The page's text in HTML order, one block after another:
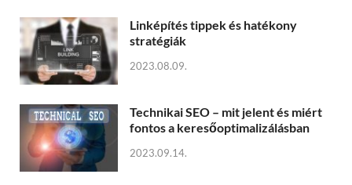
Linképítés tippek és hatékony
stratégiák
2023.08.09.
Technikai SEO – mit jelent és miért
fontos a keresőoptimalizálásban
2023.09.14.